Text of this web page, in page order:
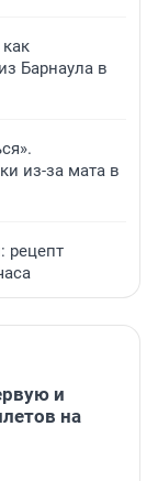
Барнаула в
из-за мата в
рецепт
и
на